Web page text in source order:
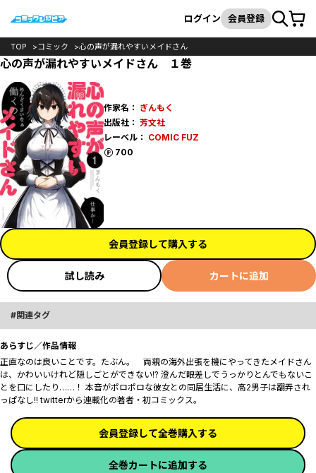
検索
ログイン 会員登録カート
TOP コミック 心の声が漏れやすいメイドさん
心の声が漏れやすいメイドさん １巻
作家名： ぎんもく
出版社： 芳文社
レーベル： COMIC FUZ
700
ポイント
会員登録して購入する
試し読み カートに追加
関連タグ
あらすじ／作品情報
正直なのは良いことです。たぶん。 両親の海外出張を機にやってきたメイドさん
は、かわいいけれど隠しごとができない!? 澄んだ眼差しでうっかりとんでもないこ
とを口にしたり……！ 本音がポロポロな彼女との同居生活に、高2男子は翻弄され
っぱなし!! twitterから連載化の著者・初コミックス。
会員登録して全巻購入する
全巻カートに追加する